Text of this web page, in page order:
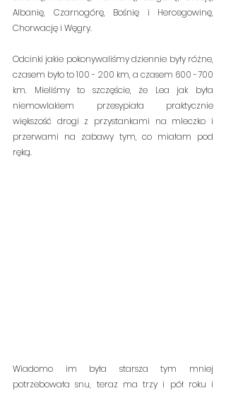
Albanię, Czarnogórę, Bośnię i Hercegowinę,
Chorwację i Węgry.
Odcinki jakie pokonywaliśmy dziennie były różne,
czasem było to 100 - 200 km, a czasem 600 -700
km. Mieliśmy to szczęście, że Lea jak była
niemowlakiem przesypiała praktycznie
większość drogi z przystankami na mleczko i
przerwami na zabawy tym, co miałam pod
ręką.
Wiadomo im była starsza tym mniej
potrzebowała snu, teraz ma trzy i pół roku i